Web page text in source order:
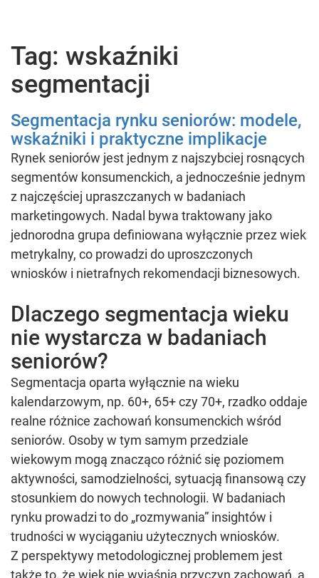
Tag: wskaźniki
segmentacji
Segmentacja rynku seniorów: modele,
wskaźniki i praktyczne implikacje
Rynek seniorów jest jednym z najszybciej rosnących
segmentów konsumenckich, a jednocześnie jednym
z najczęściej upraszczanych w badaniach
marketingowych. Nadal bywa traktowany jako
jednorodna grupa definiowana wyłącznie przez wiek
metrykalny, co prowadzi do uproszczonych
wniosków i nietrafnych rekomendacji biznesowych.
Dlaczego segmentacja wieku
nie wystarcza w badaniach
seniorów?
Segmentacja oparta wyłącznie na wieku
kalendarzowym, np. 60+, 65+ czy 70+, rzadko oddaje
realne różnice zachowań konsumenckich wśród
seniorów. Osoby w tym samym przedziale
wiekowym mogą znacząco różnić się poziomem
aktywności, samodzielności, sytuacją finansową czy
stosunkiem do nowych technologii. W badaniach
rynku prowadzi to do „rozmywania” insightów i
trudności w wyciąganiu użytecznych wniosków.
Z perspektywy metodologicznej problemem jest
także to, że wiek nie wyjaśnia przyczyn zachowań, a